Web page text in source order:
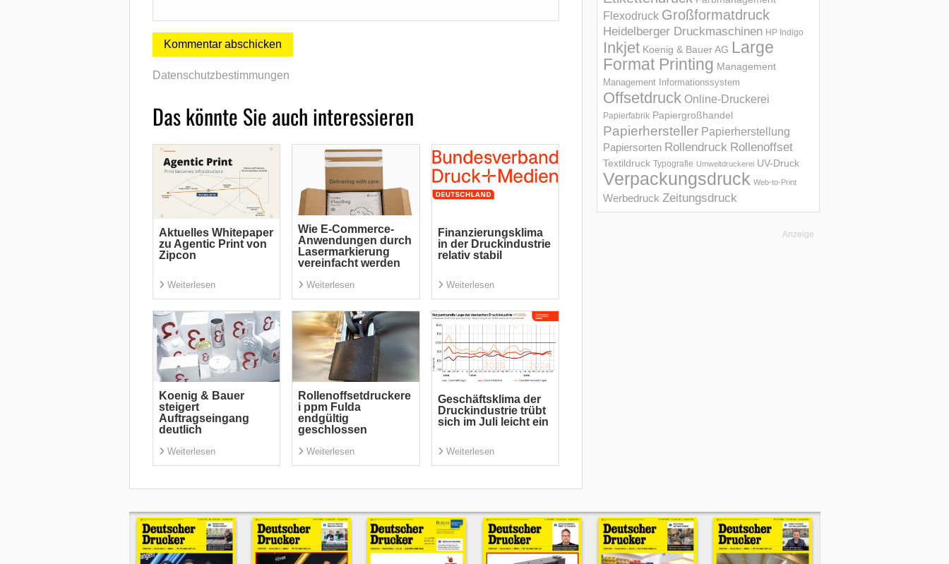
Datenschutzbestimmungen
Das könnte Sie auch interessieren
Aktuelles Whitepaper
zu Agentic Print von
Zipcon
Weiterlesen
Wie E-Commerce-
Anwendungen durch
Lasermarkierung
vereinfacht werden
Weiterlesen
Finanzierungsklima
in der Druckindustrie
relativ stabil
Weiterlesen
Koenig & Bauer
steigert
Auftragseingang
deutlich
Weiterlesen
Rollenoffsetdruckere
i ppm Fulda
endgültig
geschlossen
Weiterlesen
Geschäftsklima der
Druckindustrie trübt
sich im Juli leicht ein
Weiterlesen
Flexodruck Großformatdruck
Heidelberger Druckmaschinen HP Indigo
Inkjet Koenig & Bauer AG Large
Format Printing Management
Management Informations­system
Offsetdruck Online-Druckerei
Papierfabrik Papiergroßhandel
Papierhersteller Papierherstellung
Papiersorten Rollendruck Rollenoffset
Textildruck Typografie Umweltdruckerei UV-Druck
Verpackungsdruck Web-to-Print
Werbedruck Zeitungsdruck
Anzeige